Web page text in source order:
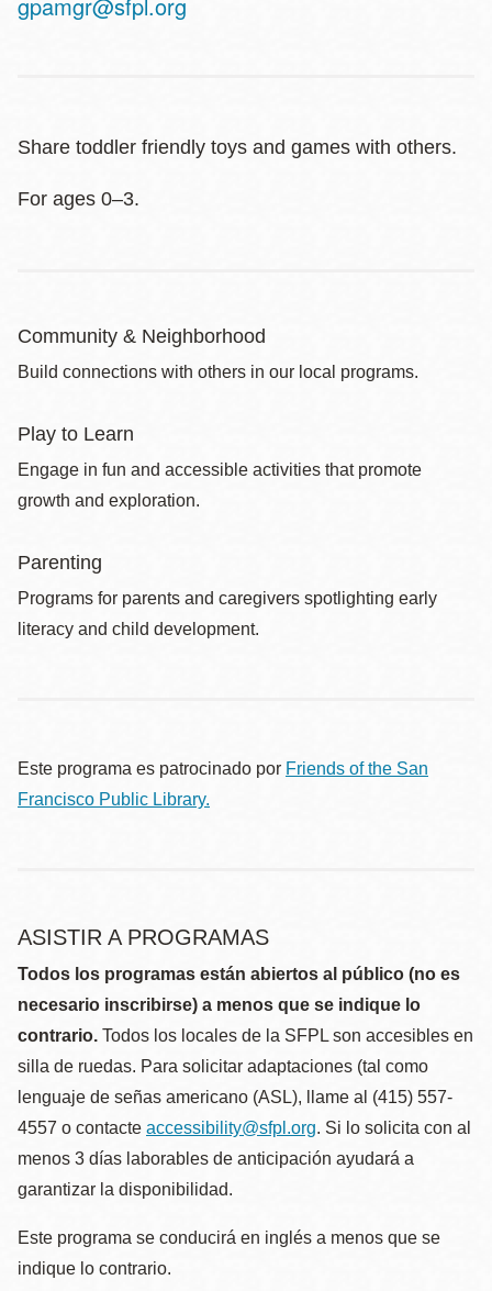
Share toddler friendly toys and games with others.
For ages 0–3.
Community & Neighborhood
Build connections with others in our local programs.
Play to Learn
Engage in fun and accessible activities that promote
growth and exploration.
Parenting
Programs for parents and caregivers spotlighting early
literacy and child development.
Este programa es patrocinado por Friends of the San
Francisco Public Library.
ASISTIR A PROGRAMAS
Todos los programas están abiertos al público (no es
necesario inscribirse) a menos que se indique lo
contrario. Todos los locales de la SFPL son accesibles en
silla de ruedas. Para solicitar adaptaciones (tal como
lenguaje de señas americano (ASL), llame al (415) 557-
4557 o contacte accessibility@sfpl.org. Si lo solicita con al
menos 3 días laborables de anticipación ayudará a
garantizar la disponibilidad.
Este programa se conducirá en inglés a menos que se
indique lo contrario.